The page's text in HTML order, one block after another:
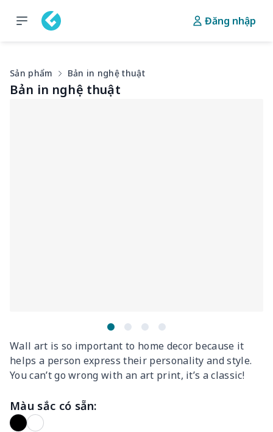
Đăng nhập
Sản phẩm Bản in nghệ thuật
Bản in nghệ thuật
Wall art is so important to home decor because it
helps a person express their personality and style.
You can’t go wrong with an art print, it’s a classic!
Màu sắc có sẵn: